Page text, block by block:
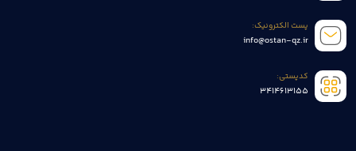
پست الکترونیک:
info@ostan-qz.ir
کدپستی:
3414613155